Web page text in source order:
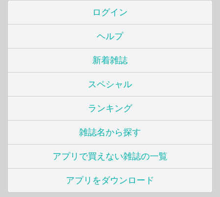
ログイン
ヘルプ
新着雑誌
スペシャル
ランキング
雑誌名から探す
アプリで買えない雑誌の一覧
アプリをダウンロード